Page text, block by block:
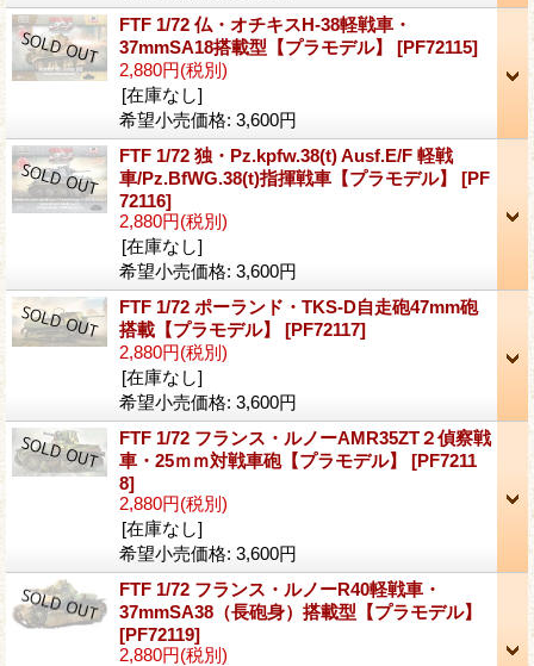
FTF 1/72 仏・オチキスH-38軽戦車・
37mmSA18搭載型【プラモデル】 [PF72115]
2,880円(税別)
[在庫なし]
希望小売価格: 3,600円
FTF 1/72 独・Pz.kpfw.38(t) Ausf.E/F 軽戦
車/Pz.BfWG.38(t)指揮戦車【プラモデル】 [PF
72116]
2,880円(税別)
[在庫なし]
希望小売価格: 3,600円
FTF 1/72 ポーランド・TKS-D自走砲47mm砲
搭載【プラモデル】 [PF72117]
2,880円(税別)
[在庫なし]
希望小売価格: 3,600円
FTF 1/72 フランス・ルノーAMR35ZT２偵察戦
車・25ｍｍ対戦車砲【プラモデル】 [PF7211
8]
2,880円(税別)
[在庫なし]
希望小売価格: 3,600円
FTF 1/72 フランス・ルノーR40軽戦車・
37mmSA38（長砲身）搭載型【プラモデル】
[PF72119]
2,880円(税別)